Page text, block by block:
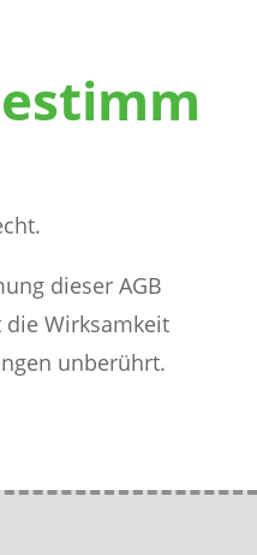
dieser AGB
Wirksamkeit
unberührt.